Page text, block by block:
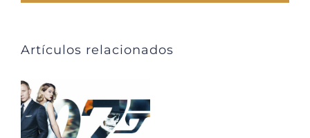
Artículos relacionados